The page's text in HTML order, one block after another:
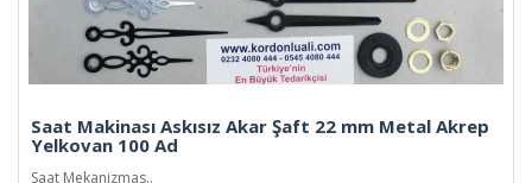
Saat Makinası Askısız Akar Şaft 22 mm Metal Akrep
Yelkovan 100 Ad
Saat Mekanizmas..